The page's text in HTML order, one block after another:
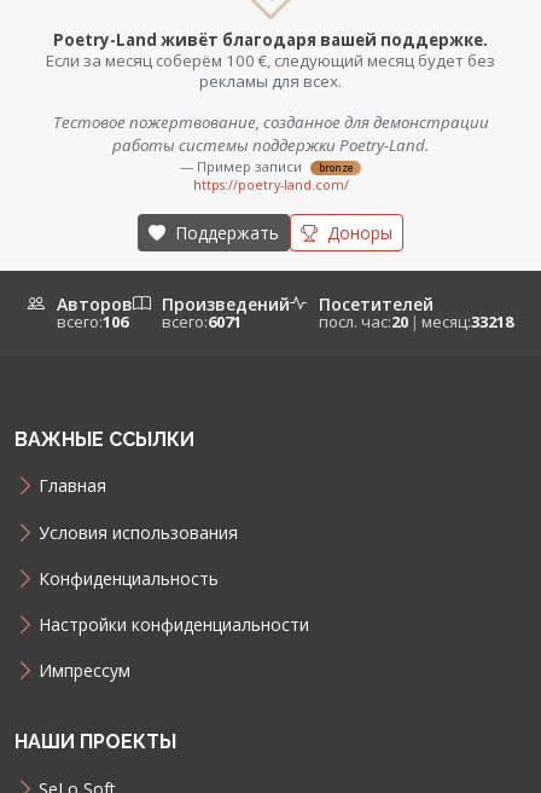
Poetry-Land живёт благодаря вашей поддержке.
Если за месяц соберём 100 €, следующий месяц будет без
рекламы для всех.
Тестовое пожертвование, созданное для демонстрации
работы системы поддержки Poetry-Land.
— Пример записи bronze
https://poetry-land.com/
Поддержать Доноры
Авторов
всего:106
Произведений
всего:6071
Посетителей
посл. час:20 | месяц:33218
ВАЖНЫЕ ССЫЛКИ
Главная
Условия использования
Конфиденциальность
Настройки конфиденциальности
Импрессум
НАШИ ПРОЕКТЫ
SeLo Soft